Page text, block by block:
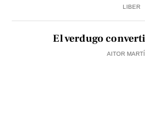
LIBER
El verdugo
AITOR